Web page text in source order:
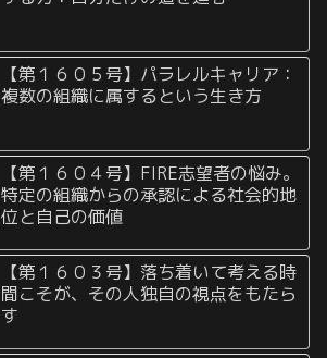
【第１６０５号】パラレルキャリア：
複数の組織に属するという生き方
【第１６０４号】FIRE志望者の悩み。
特定の組織からの承認による社会的地
位と自己の価値
【第１６０３号】落ち着いて考える時
間こそが、その人独自の視点をもたら
す